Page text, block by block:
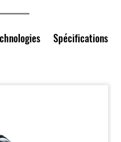
Spécifications